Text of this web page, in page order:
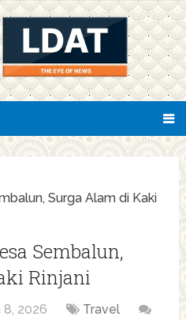
Surga Alam di Kaki
Sembalun,
Rinjani
8, 2026
Travel